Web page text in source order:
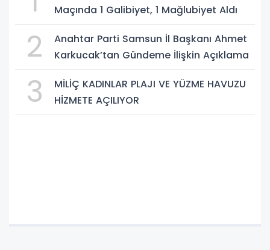
Maçında 1 Galibiyet, 1 Mağlubiyet Aldı
2
Anahtar Parti Samsun İl Başkanı Ahmet
Karkucak’tan Gündeme İlişkin Açıklama
3
MİLİÇ KADINLAR PLAJI VE YÜZME HAVUZU
HİZMETE AÇILIYOR